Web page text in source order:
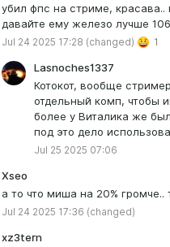
убил фпс на стриме, красава..
давайте ему железо лучше
Jul 24 2025 17:28 (changed) 1
Lasnoches1337
Котокот, вообще
отдельный комп, чтобы
более у Виталика же
под это дело
Jul 25 2025 07:06
Xseo
а то что миша на 20%
Jul 24 2025 17:36 (changed)
xz3tern